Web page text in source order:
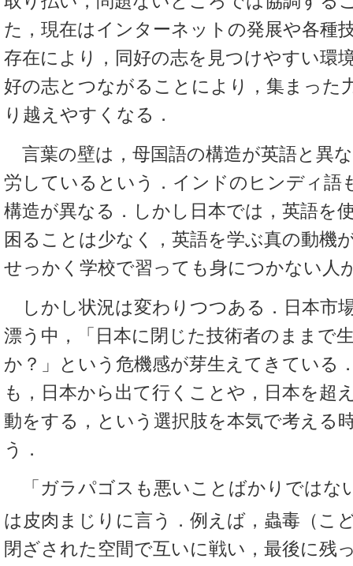
た，現在はインターネットの発展や各種
存在により，同好の志を見つけやすい環
好の志とつながることにより，集まった
り越えやすくなる．
言葉の壁は，母国語の構造が英語と異
労しているという．インドのヒンディ語
構造が異なる．しかし日本では，英語を
困ることは少なく，英語を学ぶ真の動機
せっかく学校で習っても身につかない人
しかし状況は変わりつつある．日本市
漂う中，「日本に閉じた技術者のままで
か？」という危機感が芽生えてきている
も，日本から出て行くことや，日本を超
動をする，という選択肢を本気で考える
う．
「ガラパゴスも悪いことばかりではな
は皮肉まじりに言う．例えば，蟲毒（こ
閉ざされた空間で互いに戦い，最後に残